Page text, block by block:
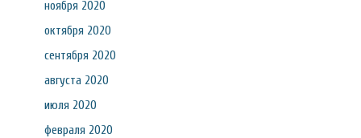
ноября 2020
октября 2020
сентября 2020
августа 2020
июля 2020
февраля 2020